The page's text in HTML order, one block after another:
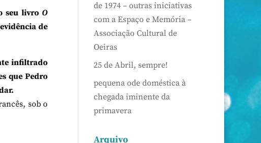
seu livroO
de
infiltrado
que Pedro
sob o
de 1974 – outras iniciativas
com a Espaço e Memória –
Associação Cultural de
Oeiras
25 de Abril, sempre!
pequena ode doméstica à
chegada iminente da
primavera
Arquivo